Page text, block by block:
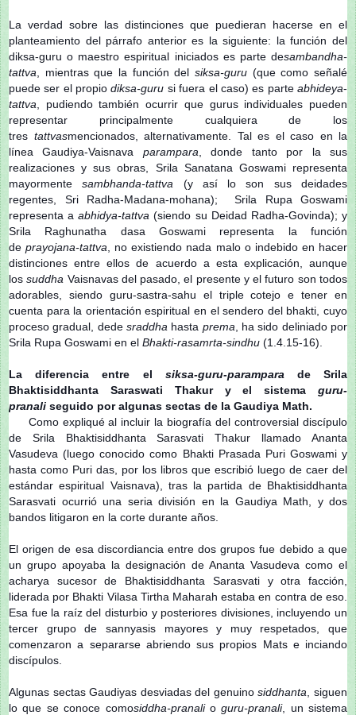
La verdad sobre las distinciones que puedieran hacerse en el
planteamiento del párrafo anterior es la siguiente: la función del
diksa-guru o maestro espiritual iniciados es parte desambandha-
tattva , mientras que la función del siksa-guru (que como señalé
puede ser el propiodiksa-guru si fuera el caso) es parteabhideya-
tattva , pudiendo también ocurrir que gurus individuales pueden
representar principalmente cualquiera de los
tres tattvasmencionados, alternativamente. Tal es el caso en la
línea Gaudiya-Vaisnava parampara , donde tanto por la sus
realizaciones y sus obras, Srila Sanatana Goswami representa
mayormentesambhanda-tattva (y así lo son sus deidades
regentes, Sri Radha-Madana-mohana); Srila Rupa Goswami
representa a abhidya-tattva (siendo su Deidad Radha-Govinda); y
Srila Raghunatha dasa Goswami representa la función
deprayojana-tattva , no existiendo nada malo o indebido en hacer
distinciones entre ellos de acuerdo a esta explicación, aunque
lossuddha Vaisnavas del pasado, el presente y el futuro son todos
adorables, siendo guru-sastra-sahu el triple cotejo e tener en
cuenta para la orientación espiritual en el sendero del bhakti, cuyo
proceso gradual, dede sraddha hasta prema , ha sido deliniado por
Srila Rupa Goswami en el Bhakti-rasamrta-sindhu (1.4.15-16).
La diferencia entre el siksa-guru-parampara de Srila
Bhaktisiddhanta Saraswati Thakur y el sistema guru-
pranali seguido por algunas sectas de la Gaudiya Math.
Como expliqué al incluir la biografía del controversial discípulo
de Srila Bhaktisiddhanta Sarasvati Thakur llamado Ananta
Vasudeva (luego conocido como Bhakti Prasada Puri Goswami y
hasta como Puri das, por los libros que escribió luego de caer del
estándar espiritual Vaisnava), tras la partida de Bhaktisiddhanta
Sarasvati ocurrió una seria división en la Gaudiya Math, y dos
bandos litigaron en la corte durante años.
El origen de esa discordiancia entre dos grupos fue debido a que
un grupo apoyaba la designación de Ananta Vasudeva como el
acharya sucesor de Bhaktisiddhanta Sarasvati y otra facción,
liderada por Bhakti Vilasa Tirtha Maharah estaba en contra de eso.
Esa fue la raíz del disturbio y posteriores divisiones, incluyendo un
tercer grupo de sannyasis mayores y muy respetados, que
comenzaron a separarse abriendo sus propios Mats e inciando
discípulos.
Algunas sectas Gaudiyas desviadas del genuinosiddhanta , siguen
lo que se conoce comosiddha-pranalioguru-pranali, un sistema